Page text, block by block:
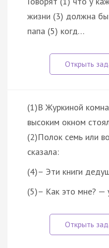
жизни (3) должна
папа (5) когд…
(1)В Журкиной
высоким окном
(2)Полок семь или
сказала:
(4)– Эти книги
(5)– Как это мне? —